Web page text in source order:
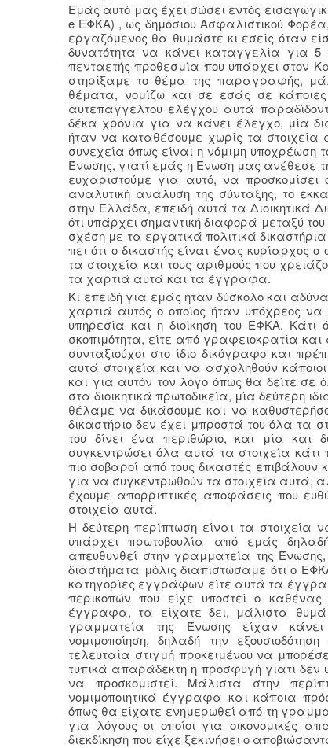
Εμάς αυτό μας έχει σώσει εντός
e ΕΦΚΑ) , ως δημόσιου Ασφαλιστικού
εργαζόμενος θα θυμάστε κι εσείς όταν
δυνατότητα να κάνει καταγγελία για 5
πενταετής προθεσμία που υπάρχει στον
στηρίξαμε το θέμα της παραγραφής,
θέματα, νομίζω και σε εσάς σε
αυτεπάγγελτου ελέγχου αυτά
δέκα χρόνια για να κάνει έλεγχο, μία
ήταν να καταθέσουμε χωρίς τα
συνεχεία όπως είναι η νόμιμη
Ένωσης, γιατί εμάς η Ενωση μας ανέθεσε
ευχαριστούμε για αυτό, να
αναλυτική ανάλυση της σύνταξης, το
στην Ελλάδα, επειδή αυτά τα Διοικητικά
ότι υπάρχει σημαντική διαφορά μεταξύ του
σχέση με τα εργατικά πολιτικά
πει ότι ο δικαστής είναι ένας
τα στοιχεία και τους αριθμούς που
τα χαρτιά αυτά και τα έγγραφα.
Κι επειδή για εμάς ήταν δύσκολο και
χαρτιά αυτός ο οποίος ήταν υπόχρεος
υπηρεσία και η διοίκηση του ΕΦΚΑ.
σκοπιμότητα, είτε από γραφειοκρατία
συνταξιούχοι στο ίδιο δικόγραφο και
αυτά στοιχεία και να ασχοληθούν
και για αυτόν τον λόγο όπως θα δείτε
στα διοικητικά πρωτοδικεία, μία δεύτερη
θέλαμε να δικάσουμε και να
δικαστήριο δεν έχει μπροστά του όλα τα
του δίνει ένα περιθώριο, και μία και
συγκεντρώσει όλα αυτά τα στοιχεία
πιο σοβαροί από τους δικαστές
για να συγκεντρωθούν τα στοιχεία αυτά,
έχουμε απορριπτικές αποφάσεις που
στοιχεία αυτά.
Η δεύτερη περίπτωση είναι τα στοιχεία
υπάρχει πρωτοβουλία από εμάς
απευθυνθεί στην γραμματεία της
διαστήματα μόλις διαπιστώσαμε ότι ο
κατηγορίες εγγράφων είτε αυτά τα
περικοπών που είχε υποστεί ο
έγγραφα, τα είχατε δει, μάλιστα
γραμματεία της Ένωσης είχαν
νομιμοποίηση, δηλαδή την
τελευταία στιγμή προκειμένου να
τυπικά απαράδεκτη η προσφυγή γιατί
να προσκομιστεί. Μάλιστα στην
νομιμοποιητικά έγγραφα και κάποια
όπως θα είχατε ενημερωθεί από τη
για λόγους οι οποίοι για οικονομικές
διεκδίκηση που είχε ξεκινήσει ο